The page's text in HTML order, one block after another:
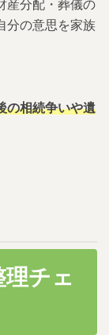
産分配・葬儀の
分の意思を家族
の相続争いや遺
チェ